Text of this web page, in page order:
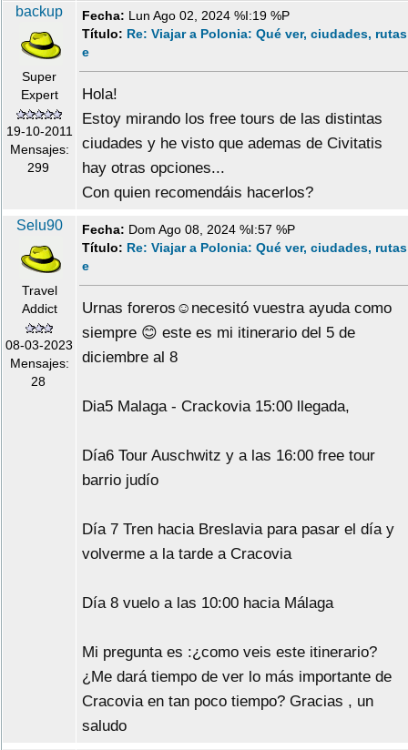
backup
Super
Expert
19-10-2011
Mensajes:
299
Fecha: Lun Ago 02, 2024 %I:19 %P
Título: Re: Viajar a Polonia: Qué ver, ciudades, rutas
e
Hola!
Estoy mirando los free tours de las distintas
ciudades y he visto que ademas de Civitatis
hay otras opciones...
Con quien recomendáis hacerlos?
Selu90
Travel
Addict
08-03-2023
Mensajes:
28
Fecha: Dom Ago 08, 2024 %I:57 %P
Título: Re: Viajar a Polonia: Qué ver, ciudades, rutas
e
Urnas foreros☺️necesitó vuestra ayuda como
siempre 😊 este es mi itinerario del 5 de
diciembre al 8
Dia5 Malaga - Crackovia 15:00 llegada,
Día6 Tour Auschwitz y a las 16:00 free tour
barrio judío
Día 7 Tren hacia Breslavia para pasar el día y
volverme a la tarde a Cracovia
Día 8 vuelo a las 10:00 hacia Málaga
Mi pregunta es :¿como veis este itinerario?
¿Me dará tiempo de ver lo más importante de
Cracovia en tan poco tiempo? Gracias , un
saludo